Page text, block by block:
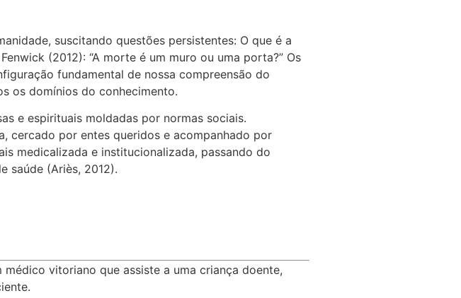
suscitando questões persistentes: O que é a
(2012): “A morte é um muro ou uma porta?” Os
fundamental de nossa compreensão do
os domínios do conhecimento.
e espirituais moldadas por normas sociais.
cercado por entes queridos e acompanhado por
medicalizada e institucionalizada, passando do
saúde (Ariès, 2012).
vitoriano que assiste a uma criança doente,